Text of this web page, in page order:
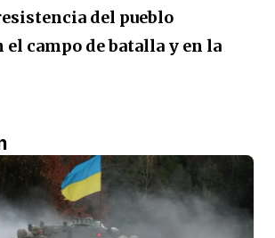
del pueblo
el campo de batalla y en la